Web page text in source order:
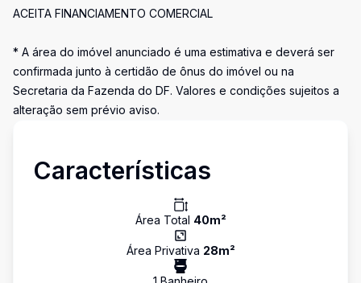
ACEITA FINANCIAMENTO COMERCIAL
* A área do imóvel anunciado é uma estimativa e deverá ser
confirmada junto à certidão de ônus do imóvel ou na
Secretaria da Fazenda do DF. Valores e condições sujeitos a
alteração sem prévio aviso.
Características
Área Total 40m²
Área Privativa 28m²